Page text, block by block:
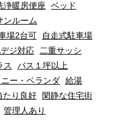
浄暖房便座
ベッド
ンルーム
場2台可
自走式駐車場
ジ対応 二重サッシ
ス
バス１坪以上
ー・ベランダ 給湯
たり良好
閑静な住宅街
管理人あり